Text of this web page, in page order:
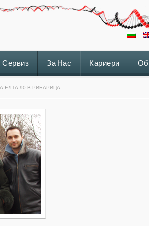
Сервиз За Нас Кариери
ЕЛТА 90 В РИБАРИЦА